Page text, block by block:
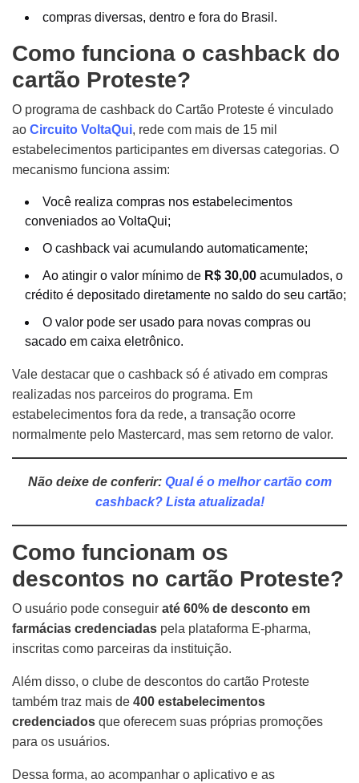
compras diversas, dentro e fora do Brasil.
Como funciona o cashback do
cartão Proteste?
O programa de cashback do Cartão Proteste é vinculado
ao Circuito VoltaQui, rede com mais de 15 mil
estabelecimentos participantes em diversas categorias. O
mecanismo funciona assim:
Você realiza compras nos estabelecimentos
conveniados ao VoltaQui;
O cashback vai acumulando automaticamente;
Ao atingir o valor mínimo de R$ 30,00 acumulados, o
crédito é depositado diretamente no saldo do seu cartão;
O valor pode ser usado para novas compras ou
sacado em caixa eletrônico.
Vale destacar que o cashback só é ativado em compras
realizadas nos parceiros do programa. Em
estabelecimentos fora da rede, a transação ocorre
normalmente pelo Mastercard, mas sem retorno de valor.
Não deixe de conferir: Qual é o melhor cartão com
cashback? Lista atualizada!
Como funcionam os
descontos no cartão Proteste?
O usuário pode conseguir até 60% de desconto em
farmácias credenciadas pela plataforma E-pharma,
inscritas como parceiras da instituição.
Além disso, o clube de descontos do cartão Proteste
também traz mais de 400 estabelecimentos
credenciados que oferecem suas próprias promoções
para os usuários.
Dessa forma, ao acompanhar o aplicativo e as